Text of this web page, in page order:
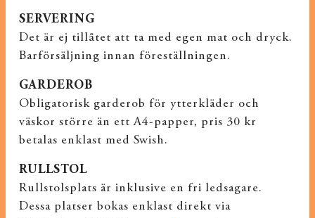
SERVERING
Det är ej tillåtet att ta med egen mat och dryck.
Barförsäljning innan föreställningen.
GARDEROB
Obligatorisk garderob för ytterkläder och
väskor större än ett A4-papper, pris 30 kr
betalas enklast med Swish.
RULLSTOL
Rullstolsplats är inklusive en fri ledsagare.
Dessa platser bokas enklast direkt via